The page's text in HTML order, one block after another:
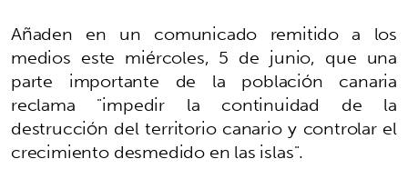
Añaden en un comunicado remitido a los
medios este miércoles, 5 de junio, que una
parte importante de la población canaria
reclama "impedir la continuidad de la
destrucción del territorio canario y controlar el
crecimiento desmedido en las islas".